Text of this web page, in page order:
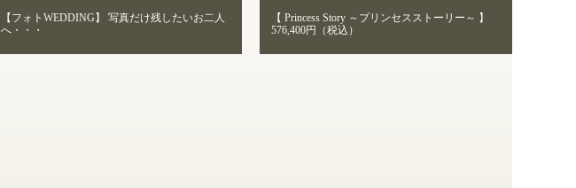
【フォトWEDDING】 写真だけ残したいお二人
へ・・・
【 Princess Story ～プリンセスストーリー～ 】
576,400円（税込）